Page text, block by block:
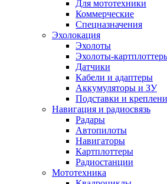
Для мототехники
Коммерческие
Спецназначения
Эхолокация
Эхолоты
Эхолоты-
Датчики
Кабели и адаптеры
Аккумуляторы и ЗУ
Подставки и
Навигация и радиосвязь
Радары
Автопилоты
Навигаторы
Картплоттеры
Радиостанции
Мототехника